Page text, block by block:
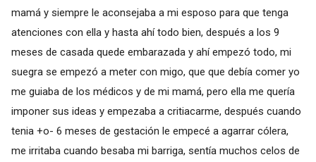
mamá y siempre le aconsejaba a mi esposo para que tenga
atenciones con ella y hasta ahí todo bien, después a los 9
meses de casada quede embarazada y ahí empezó todo, mi
suegra se empezó a meter con migo, que que debía comer yo
me guiaba de los médicos y de mi mamá, pero ella me quería
imponer sus ideas y empezaba a critiacarme, después cuando
tenia +o- 6 meses de gestación le empecé a agarrar cólera,
me irritaba cuando besaba mi barriga, sentía muchos celos de